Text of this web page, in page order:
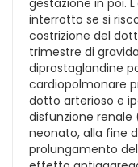
interrotto se si
costrizione del
trimestre di
diprostaglandine
cardiopolmonare
dotto arterioso e
disfunzione renale
neonato, alla fine
prolungamento